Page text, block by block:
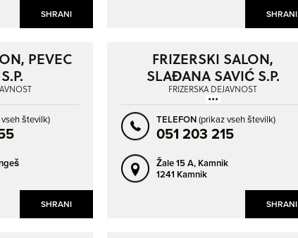
- LUCIA
MIKLAVŽ NA DRAVSKEM POLJU
MURSKA SOBOTA
NOVA GORICA
MESTO PIRAN - PIRANO
SHRANI SHRANI
SHRANI
PEVEC
številk)
SHRANI
FRIZERSKI SALON,
SLAĐANA SAVIĆ S.P.
FRIZERSKA DEJAVNOST
TELEFON(prikaz vseh številk)
051 203 215
Žale 15 A, Kamnik
1241 Kamnik